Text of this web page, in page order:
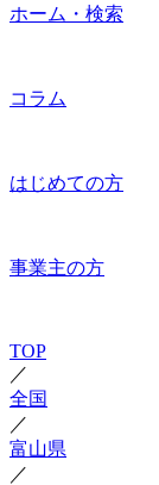
ホーム・検索
コラム
はじめての方
事業主の方
TOP
／
全国
／
富山県
／